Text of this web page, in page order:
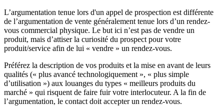
L’argumentation tenue lors d'un appel de prospection est différente
de l’argumentation de vente généralement tenue lors d’un rendez-
vous commercial physique. Le but ici n’est pas de vendre un
produit, mais d’attiser la curiosité du prospect pour votre
produit/service afin de lui « vendre » un rendez-vous.
Préférez la description de vos produits et la mise en avant de leurs
qualités (« plus avancé technologiquement », « plus simple
d’utilisation ») aux louanges du types « meilleurs produits du
marché » qui risquent de faire fuir votre interlocuteur. A la fin de
l’argumentation, le contact doit accepter un rendez-vous.